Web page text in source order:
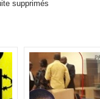
supprimés